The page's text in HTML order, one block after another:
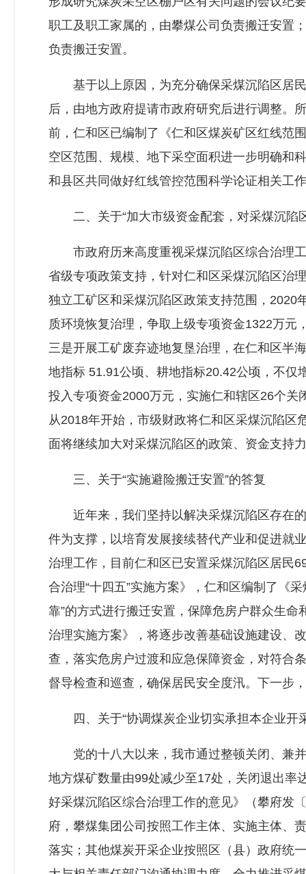
职工及职工家属的，由攀煤公司负责搬迁安置
负责搬迁安置。
基于以上原因，为充分确保采煤沉陷区居民
后，由地方政府提请市政府研究后进行调整。
前，仁和区已编制了《仁和区煤炭矿区红线范
空区范围、规模、地下采空面积进一步明确和
和县区共同做好红线管控范围科学论证相关工
二、关于“加大市级资金配套，对采煤沉陷
市政府历来高度重视采煤沉陷区综合治理工
省级专项政策支持，针对仁和区采煤沉陷区治
独立工矿区和采煤沉陷区政策支持范围，2020
质环境恢复治理，争取上级专项资金1322万
三是开展工矿废弃迹地复垦治理，在仁和区半
地指标 51.91公顷、耕地指标20.42公顷，不
投入专项资金2000万元，实施仁和辖区26个
从2018年开始，市级财政将仁和区采煤沉陷区
面将继续加大对采煤沉陷区的政策、资金支持
三、关于“实施避险搬迁安置”的答复
近年来，我们坚持以解决采煤沉陷区存在的
件为支撑，以培育发展接续替代产业和促进就
治理工作，目前仁和区已安置采煤沉陷区居民
合治理“十四五”实施方案》，仁和区编制了《
靠”的方式进行搬迁安置，保障危房户群众生
治理实施方案》，将逐步改善基础设施建设、
查，落实危房户过渡和应急保障资金，对符合
督导检查和巡查，确保居民安全度汛。下一步
四、关于“协调煤炭企业切实承担本企业开
党的十八大以来，我市通过整顿关闭、兼并
地方煤矿数量由99处减少至17处，关闭退出率
好采煤沉陷区综合治理工作的意见》（攀府发
府，攀煤集团公司按照工作主体、实施主体、
落实；其他煤炭开采企业按照区（县）政府统